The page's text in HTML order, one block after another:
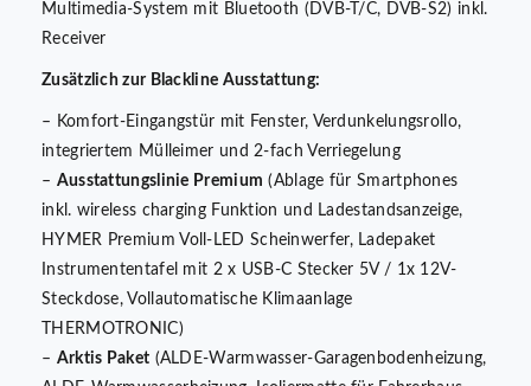
Multimedia-System mit Bluetooth (DVB-T/C, DVB-S2) inkl.
Receiver
Zusätzlich zur Blackline Ausstattung:
– Komfort-Eingangstür mit Fenster, Verdunkelungsrollo,
integriertem Mülleimer und 2-fach Verriegelung
– Ausstattungslinie Premium (Ablage für Smartphones
inkl. wireless charging Funktion und Ladestandsanzeige,
HYMER Premium Voll-LED Scheinwerfer, Ladepaket
Instrumententafel mit 2 x USB-C Stecker 5V / 1x 12V-
Steckdose, Vollautomatische Klimaanlage
THERMOTRONIC)
– Arktis Paket (ALDE-Warmwasser-Garagenbodenheizung,